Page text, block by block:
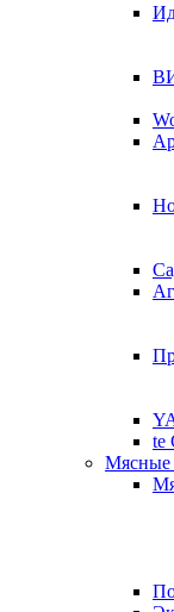
te
Мясные